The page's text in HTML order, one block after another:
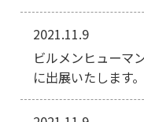
2021.11.9
ビルメンヒューマ
に出展いたします。